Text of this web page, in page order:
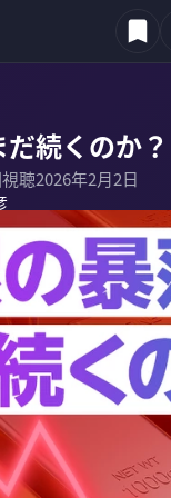
続くのか？
聴2026年2月2日